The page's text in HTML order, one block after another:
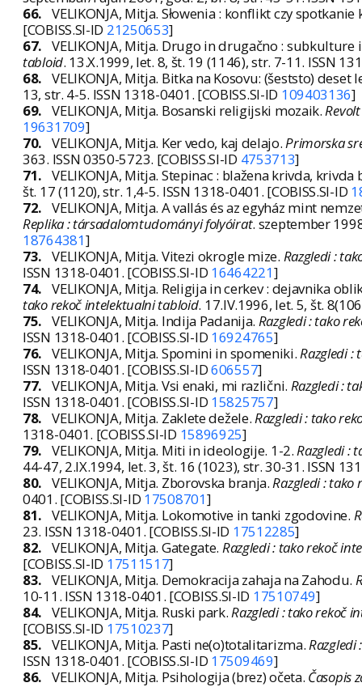
66. VELIKONJA, Mitja. Słowenia : konflikt czy
[COBISS.SI-ID 21250653]
67. VELIKONJA, Mitja. Drugo in drugačno :
tabloid. 13.X.1999, let. 8, št. 19 (1146), str. 7-11. ISSN
68. VELIKONJA, Mitja. Bitka na Kosovu: (šeststo) deset
13, str. 4-5. ISSN 1318-0401. [COBISS.SI-ID 109403136]
69. VELIKONJA, Mitja. Bosanski religijski mozaik.
19631709]
70. VELIKONJA, Mitja. Ker vedo, kaj delajo.Primorska
363. ISSN 0350-5723. [COBISS.SI-ID 4753713]
71. VELIKONJA, Mitja. Stepinac : blažena krivda, krivda
št. 17 (1120), str. 1,4-5. ISSN 1318-0401. [COBISS.SI-ID
72. VELIKONJA, Mitja. A vallás és az egyház mint
Replika : társadalomtudományi folyóirat. szeptember
18764381]
73. VELIKONJA, Mitja. Vitezi okrogle mize. Razgledi :
ISSN 1318-0401. [COBISS.SI-ID 16464221]
74. VELIKONJA, Mitja. Religija in cerkev : dejavnika
tako rekoč intelektualni tabloid. 17.IV.1996, let. 5, št.
75. VELIKONJA, Mitja. Indija Padanija. Razgledi : tako
ISSN 1318-0401. [COBISS.SI-ID 16924765]
76. VELIKONJA, Mitja. Spomini in spomeniki.Razgledi :
ISSN 1318-0401. [COBISS.SI-ID606557]
77. VELIKONJA, Mitja. Vsi enaki, mi različni. Razgledi :
ISSN 1318-0401. [COBISS.SI-ID 15825757]
78. VELIKONJA, Mitja. Zaklete dežele.Razgledi : tako
1318-0401. [COBISS.SI-ID 15896925]
79. VELIKONJA, Mitja. Miti in ideologije. 1-2.Razgledi :
44-47, 2.IX.1994, let. 3, št. 16 (1023), str. 30-31. ISSN
80. VELIKONJA, Mitja. Zborovska branja.Razgledi :
0401. [COBISS.SI-ID 17508701]
81. VELIKONJA, Mitja. Lokomotive in tanki zgodovine.
23. ISSN 1318-0401. [COBISS.SI-ID 17512285]
82. VELIKONJA, Mitja. Gategate. Razgledi : tako rekoč
[COBISS.SI-ID 17511517]
83. VELIKONJA, Mitja. Demokracija zahaja na Zahodu.
10-11. ISSN 1318-0401. [COBISS.SI-ID 17510749]
84. VELIKONJA, Mitja. Ruski park.Razgledi : tako rekoč
[COBISS.SI-ID 17510237]
85. VELIKONJA, Mitja. Pasti ne(o)totalitarizma.
ISSN 1318-0401. [COBISS.SI-ID 17509469]
86. VELIKONJA, Mitja. Psihologija (brez) očeta. Časopis